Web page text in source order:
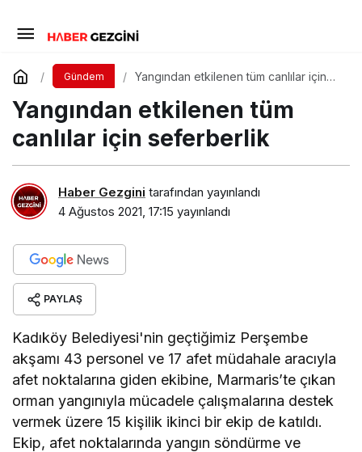
Gündem
Yangından etkilenen tüm canlılar için
Yangından etkilenen tüm
canlılar için seferberlik
Haber Gezgini tarafından yayınlandı
4 Ağustos 2021, 17:15 yayınlandı
PAYLAŞ
Kadıköy Belediyesi'nin geçtiğimiz Perşembe
akşamı 43 personel ve 17 afet müdahale aracıyla
afet noktalarına giden ekibine, Marmaris’te çıkan
orman yangınıyla mücadele çalışmalarına destek
vermek üzere 15 kişilik ikinci bir ekip de katıldı.
Ekip, afet noktalarında yangın söndürme ve